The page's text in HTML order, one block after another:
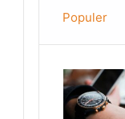
Populer